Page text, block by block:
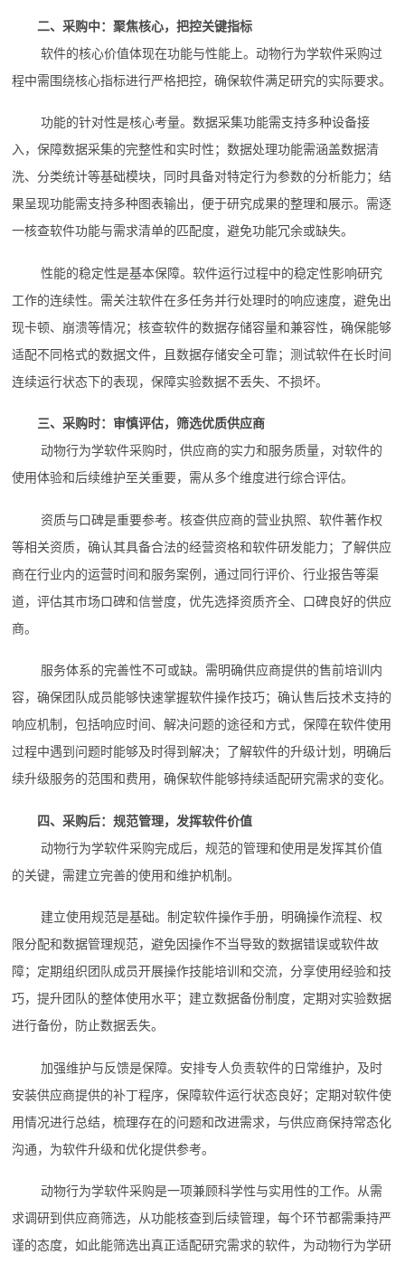
二、采购中：聚焦核心，把控关键指标
软件的核心价值体现在功能与性能上。动物行为学软件采购过
程中需围绕核心指标进行严格把控，确保软件满足研究的实际要求。
功能的针对性是核心考量。数据采集功能需支持多种设备接
入，保障数据采集的完整性和实时性；数据处理功能需涵盖数据清
洗、分类统计等基础模块，同时具备对特定行为参数的分析能力；结
果呈现功能需支持多种图表输出，便于研究成果的整理和展示。需逐
一核查软件功能与需求清单的匹配度，避免功能冗余或缺失。
性能的稳定性是基本保障。软件运行过程中的稳定性影响研究
工作的连续性。需关注软件在多任务并行处理时的响应速度，避免出
现卡顿、崩溃等情况；核查软件的数据存储容量和兼容性，确保能够
适配不同格式的数据文件，且数据存储安全可靠；测试软件在长时间
连续运行状态下的表现，保障实验数据不丢失、不损坏。
三、采购时：审慎评估，筛选优质供应商
动物行为学软件采购时，供应商的实力和服务质量，对软件的
使用体验和后续维护至关重要，需从多个维度进行综合评估。
资质与口碑是重要参考。核查供应商的营业执照、软件著作权
等相关资质，确认其具备合法的经营资格和软件研发能力；了解供应
商在行业内的运营时间和服务案例，通过同行评价、行业报告等渠
道，评估其市场口碑和信誉度，优先选择资质齐全、口碑良好的供应
商。
服务体系的完善性不可或缺。需明确供应商提供的售前培训内
容，确保团队成员能够快速掌握软件操作技巧；确认售后技术支持的
响应机制，包括响应时间、解决问题的途径和方式，保障在软件使用
过程中遇到问题时能够及时得到解决；了解软件的升级计划，明确后
续升级服务的范围和费用，确保软件能够持续适配研究需求的变化。
四、采购后：规范管理，发挥软件价值
动物行为学软件采购完成后，规范的管理和使用是发挥其价值
的关键，需建立完善的使用和维护机制。
建立使用规范是基础。制定软件操作手册，明确操作流程、权
限分配和数据管理规范，避免因操作不当导致的数据错误或软件故
障；定期组织团队成员开展操作技能培训和交流，分享使用经验和技
巧，提升团队的整体使用水平；建立数据备份制度，定期对实验数据
进行备份，防止数据丢失。
加强维护与反馈是保障。安排专人负责软件的日常维护，及时
安装供应商提供的补丁程序，保障软件运行状态良好；定期对软件使
用情况进行总结，梳理存在的问题和改进需求，与供应商保持常态化
沟通，为软件升级和优化提供参考。
动物行为学软件采购是一项兼顾科学性与实用性的工作。从需
求调研到供应商筛选，从功能核查到后续管理，每个环节都需秉持严
谨的态度，如此能筛选出真正适配研究需求的软件，为动物行为学研